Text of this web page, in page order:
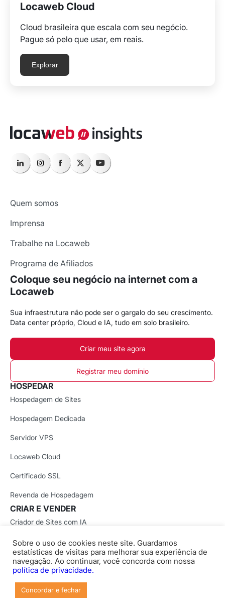
Locaweb Cloud
Cloud brasileira que escala com seu negócio.
Pague só pelo que usar, em reais.
Explorar
Quem somos
Imprensa
Trabalhe na Locaweb
Programa de Afiliados
Coloque seu negócio na internet com a
Locaweb
Sua infraestrutura não pode ser o gargalo do seu crescimento.
Data center próprio, Cloud e IA, tudo em solo brasileiro.
Criar meu site agora
Registrar meu domínio
HOSPEDAR
Hospedagem de Sites
Hospedagem Dedicada
Servidor VPS
Locaweb Cloud
Certificado SSL
Revenda de Hospedagem
CRIAR E VENDER
Criador de Sites com IA
Registro de Domínio
E-mail Profissional
Captura de Leads
Sobre o uso de cookies neste site. Guardamos
estatísticas de visitas para melhorar sua experiência de
navegação. Ao continuar, você concorda com nossa
política de privacidade.
Concordar e fechar